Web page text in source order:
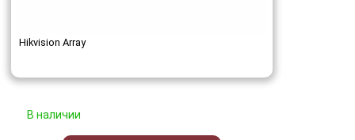
Hikvision Array
В наличии